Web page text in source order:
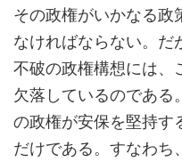
その政権がいかなる政
なければならない。だ
不破の政権構想には、
欠落しているのである
の政権が安保を堅持す
だけである。すなわち